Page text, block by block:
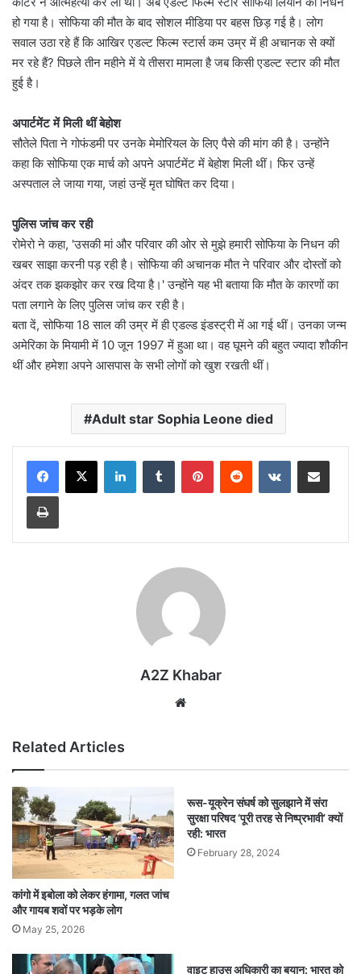
हो गया है। सोफिया की मौत के बाद सोशल मीडिया पर बहस छिड़ गई है। लोग
सवाल उठा रहे हैं कि आखिर एडल्ट फिल्म स्टार्स कम उम्र में ही अचानक से क्यों
मर रहे हैं? पिछले तीन महीने में ये तीसरा मामला है जब किसी एडल्ट स्टार की मौत
हुई है।
अपार्टमेंट में मिली थीं बेहोश
सौतेले पिता ने गोफंडमी पर उनके मेमोरियल के लिए पैसे की मांग की है। उन्होंने
कहा कि सोफिया एक मार्च को अपने अपार्टमेंट में बेहोश मिली थीं। फिर उन्हें
अस्पताल ले जाया गया, जहां उन्हें मृत घोषित कर दिया।
पुलिस जांच कर रही
रोमेरो ने कहा, 'उसकी मां और परिवार की ओर से मुझे हमारी सोफिया के निधन की
खबर साझा करनी पड़ रही है। सोफिया की अचानक मौत ने परिवार और दोस्तों को
अंदर तक झकझोर कर रख दिया है।' उन्होंने यह भी बताया कि मौत के कारणों का
पता लगाने के लिए पुलिस जांच कर रही है।
बता दें, सोफिया 18 साल की उम्र में ही एडल्ड इंडस्ट्री में आ गई थीं। उनका जन्म
अमेरिका के मियामी में 10 जून 1997 में हुआ था। वह घूमने की बहुत ज्यादा शौकीन
थीं और हमेशा अपने आसपास के सभी लोगों को खुश रखती थीं।
Adult star Sophia Leone died
LinkedInTumblr PinterestReddit VKontakteShare via Email
Print
A2Z Khabar
Related Articles
कांगो में इबोला को लेकर हंगामा, गलत जांच
और गायब शवों पर भड़के लोग
May 25, 2026
रूस-यूक्रेन संघर्ष को सुलझाने में संरा
सुरक्षा परिषद ‘पूरी तरह से निष्प्रभावी’ क्यों
रही: भारत
February 28, 2024
वाइट हाउस अधिकारी का बयान: भारत को